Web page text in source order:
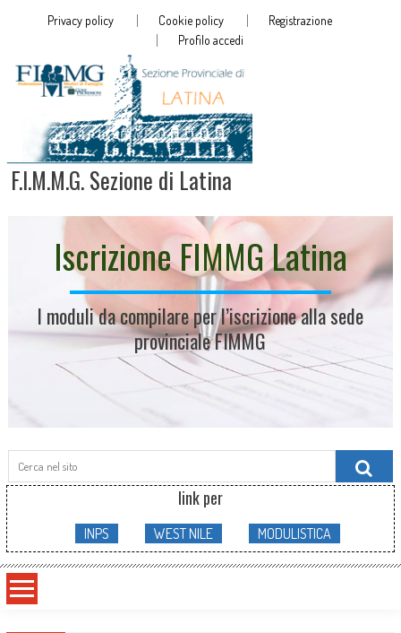
Privacy policy Cookie policy
Registrazione
Profilo accedi
F.I.M.M.G. Sezione di Latina
Iscrizione FIMMG Latina
I moduli da compilare per l’iscrizione alla sede
provinciale FIMMG
Search
for:
link per
INPS WEST NILE MODULISTICA